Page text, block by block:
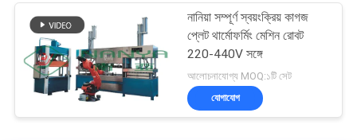
নানিয়া সম্পূর্ণ স্বয়ংক্রিয় কাগজ
প্লেট থার্মোফর্মিং মেশিন রোবট
220-440V সঙ্গে
আলোচনাযোগ্য MOQ:১টি সেট
যোগাযোগ